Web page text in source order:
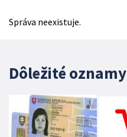
Správa neexistuje.
Dôležité oznamy